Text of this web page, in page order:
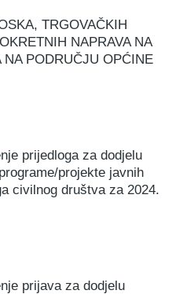
TRGOVAČKIH
NAPRAVA NA
PODRUČJU OPĆINE
prijedloga za dodjelu
projekte javnih
civilnog društva za 2024.
prijava za dodjelu